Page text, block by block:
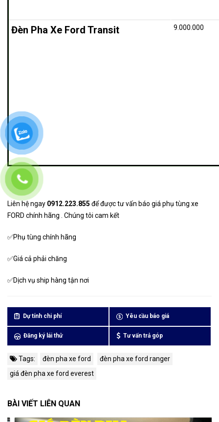
Đèn Pha Xe Ford Transit 9.000.000
Liên hệ ngay 0912.223.855 để được tư vấn báo giá phụ tùng xe
FORD chính hãng . Chúng tôi cam kết
✅Phụ tùng chính hãng
✅Giá cả phải chăng
✅Dịch vụ ship hàng tận nơi
Dự tính chi phí Yêu cầu báo giá
Đăng ký lái thử Tư vấn trả góp
Tags: đèn pha xe ford
đèn pha xe ford ranger
giá đèn pha xe ford everest
BÀI VIẾT LIÊN QUAN